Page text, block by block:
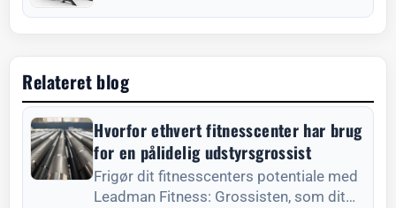
Relateret blog
Hvorfor ethvert fitnesscenter har brug
for en pålidelig udstyrsgrossist
Frigør dit fitnesscenters potentiale med
Leadman Fitness: Grossisten, som dit